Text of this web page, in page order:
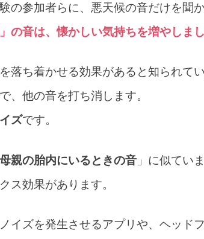
の参加者らに、悪天候の音だけを聞か
の音は、懐かしい気持ちを増やしまし
落ち着かせる効果があると知られてい
、他の音を打ち消します。
ズです。
母親の胎内にいるときの音 」に似ていま
ス効果があります。
イズを発生させるアプリや、ヘッド